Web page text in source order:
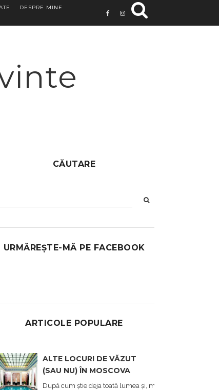
DESPRE MINE
CĂUTARE
URMĂREȘTE-MĂ PE FACEBOOK
ARTICOLE POPULARE
ALTE LOCURI DE VĂZUT
(SAU NU) ÎN MOSCOVA
După cum știe deja toată lumea și, mai ales cei care îmi